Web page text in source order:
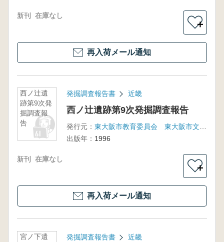
新刊 在庫なし
＋
再入荷メール通知
西ノ辻遺
跡第9次発
掘調査報
告
発掘調査報告書 近畿
西ノ辻遺跡第9次発掘調査報告
発行元：
出版年： 1996
新刊 在庫なし
＋
再入荷メール通知
宮ノ下遺
発掘調査報告書 近畿